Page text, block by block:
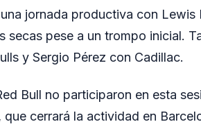
jornada productiva con
secas pese a un trompo inicial.
y Sergio Pérez con Cadillac.
Bull no participaron en esta
cerrará la actividad en